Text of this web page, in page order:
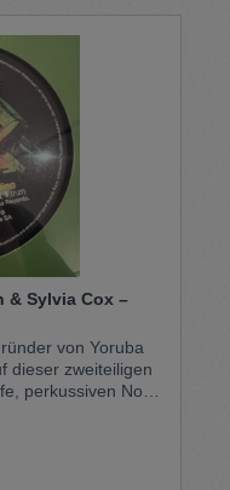
& Sylvia Cox –
von Yoruba
dieser zweiteiligen
perkussiven Note